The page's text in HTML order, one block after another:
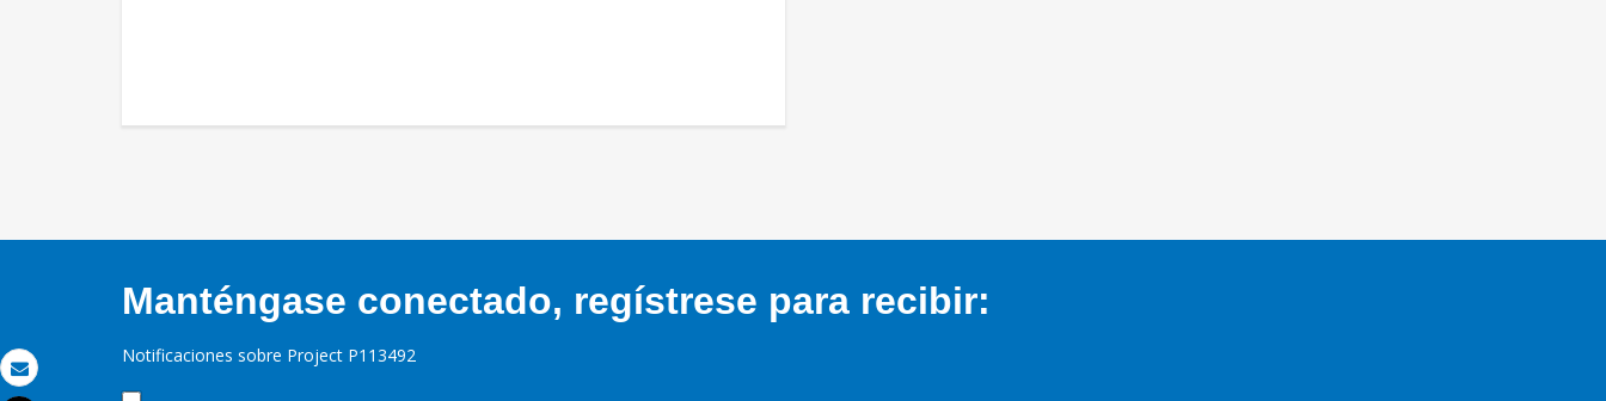
Correo electrónico
Manténgase conectado, regístrese para recibir:
Notificaciones sobre Project P113492